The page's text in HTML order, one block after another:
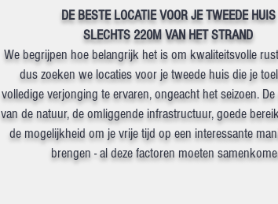
DE BESTE LOCATIE VOOR JE TWEEDE HUIS
SLECHTS 220M VAN HET STRAND
We begrijpen hoe belangrijk het is om kwaliteitsvolle
dus zoeken we locaties voor je tweede huis die je
volledige verjonging te ervaren, ongeacht het seizoen.
van de natuur, de omliggende infrastructuur, goede
de mogelijkheid om je vrije tijd op een interessante
brengen - al deze factoren moeten